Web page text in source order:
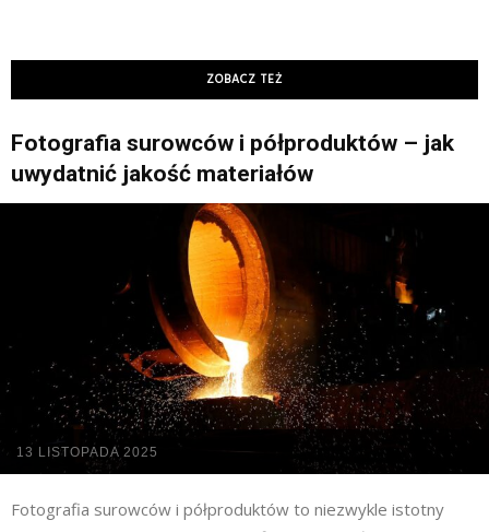
ZOBACZ TEŻ
Fotografia surowców i półproduktów – jak
uwydatnić jakość materiałów
13 LISTOPADA 2025
Fotografia surowców i półproduktów to niezwykle istotny